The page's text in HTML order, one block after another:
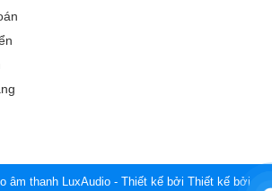
âm thanh LuxAudio - Thiết kế bởi Thiết kế bởi